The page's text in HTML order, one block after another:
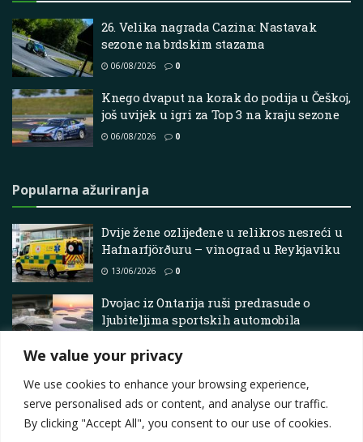
We value your privacy
We use cookies to enhance your browsing experience,
serve personalised ads or content, and analyse our traffic.
By clicking "Accept All", you consent to our use of cookies.
26. Velika nagrada Cazina: Nastavak
sezone na brdskim stazama
06/08/2026 0
Knego dvaput na korak do podija u Češkoj,
još uvijek u igri za Top 3 na kraju sezone
06/08/2026 0
Popularna ažuriranja
Dvije žene ozlijeđene u relikros nesreći u
Hafnarfjörðuru – vinograd u Reykjavíku
13/06/2026 0
Dvojac iz Ontarija ruši predrasude o
ljubiteljima sportskih automobila
uređujući slikovite rute za vožnju širom
pokrajine